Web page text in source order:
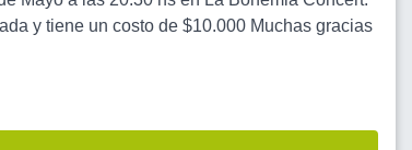
y tiene un costo de $10.000 Muchas gracias